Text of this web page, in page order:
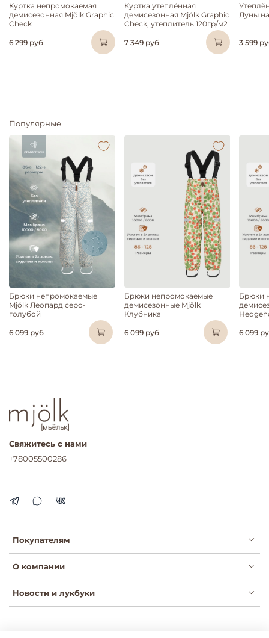
Куртка непромокаемая
демисезонная Mjölk Graphic
Check
6 299 руб
Куртка утеплённая
демисезонная Mjölk Graphic
Check, утеплитель 120гр/м2
7 349 руб
Луны
3 599
Популярные
Брюки непромокаемые
Mjölk Леопард серо-
голубой
6 099 руб
Брюки непромокаемые
демисезонные Mjölk
Клубника
6 099 руб
Брюки
6 099
Покупателям
О компании
Новости и лукбуки
Свяжитесь с нами
+78005500286